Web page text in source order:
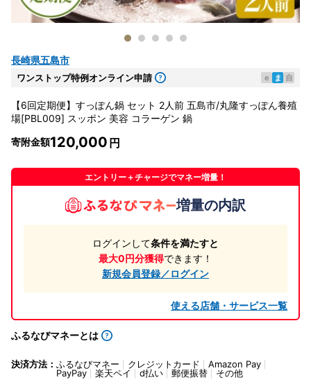
長崎県五島市
ワンストップ特例オンライン申請 e ま 自
【6回定期便】すっぽん鍋 セット 2人前 五島市/丸隆すっぽん養殖
場[PBL009] スッポン 美容 コラーゲン 鍋
寄附金額120,000
エントリー＋チャージでマネー増量！
増量の内訳
ログインして条件を満たすと
最大0円分獲得できます！
新規会員登録／ログイン
使える店舗・サービス一覧
ふるなびマネーとは
決済方法： ふるなびマネー クレジットカード
Amazon Pay
PayPay
楽天ペイ d払い 郵便振替 その他